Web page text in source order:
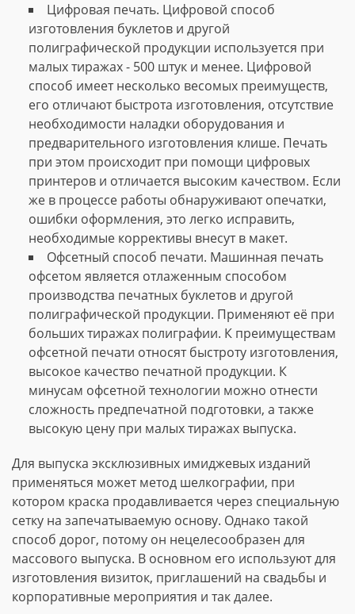
Цифровая печать. Цифровой способ
изготовления буклетов и другой
полиграфической продукции используется при
малых тиражах - 500 штук и менее. Цифровой
способ имеет несколько весомых преимуществ,
его отличают быстрота изготовления, отсутствие
необходимости наладки оборудования и
предварительного изготовления клише. Печать
при этом происходит при помощи цифровых
принтеров и отличается высоким качеством. Если
же в процессе работы обнаруживают опечатки,
ошибки оформления, это легко исправить,
необходимые коррективы внесут в макет.
Офсетный способ печати. Машинная печать
офсетом является отлаженным способом
производства печатных буклетов и другой
полиграфической продукции. Применяют её при
больших тиражах полиграфии. К преимуществам
офсетной печати относят быстроту изготовления,
высокое качество печатной продукции. К
минусам офсетной технологии можно отнести
сложность предпечатной подготовки, а также
высокую цену при малых тиражах выпуска.
Для выпуска эксклюзивных имиджевых изданий
применяться может метод шелкографии, при
котором краска продавливается через специальную
сетку на запечатываемую основу. Однако такой
способ дорог, потому он нецелесообразен для
массового выпуска. В основном его используют для
изготовления визиток, приглашений на свадьбы и
корпоративные мероприятия и так далее.